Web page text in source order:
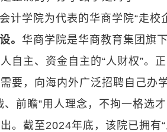
计学院为代表的华商学院“走校
。 华商学院是华商教育集团旗
自主、资金自主的“人财权”。
要，向海内外广泛招聘自己办
、前瞻”用人理念，不拘一格选
。截至2024年底，该院已拥有